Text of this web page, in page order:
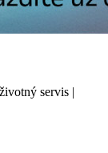
servis |